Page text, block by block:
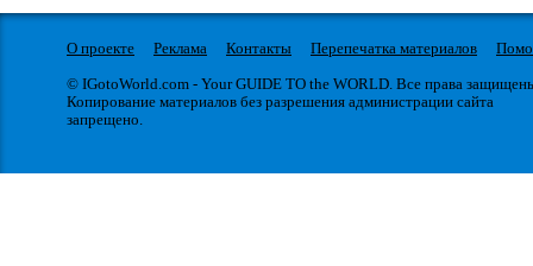
О проекте Реклама Контакты Перепечатка материалов
© IGotoWorld.com - Your GUIDE TO the WORLD. Все права
Копирование материалов без разрешения администрации сайта
запрещено.